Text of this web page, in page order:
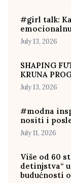
#girl talk:
July 13, 2026
SHAPING
KRUNA
July 13, 2026
#modna
nositi i
July 11, 2026
Više od 60
detinjstva“
budućnosti